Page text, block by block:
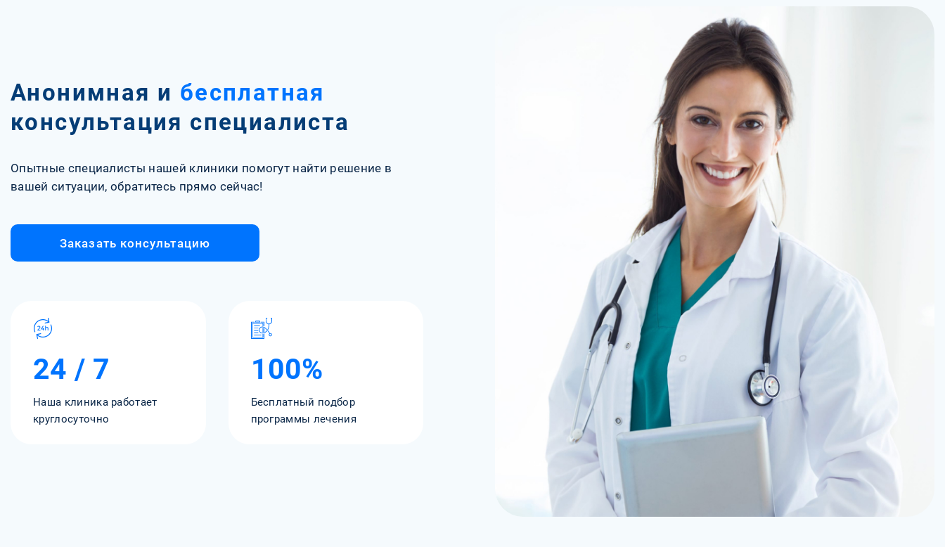
Анонимная и бесплатная
консультация специалиста
Опытные специалисты нашей клиники помогут найти решение в
вашей ситуации, обратитесь прямо сейчас!
Заказать консультацию
24 / 7
Наша клиника работает
круглосуточно
100%
Бесплатный подбор
программы лечения